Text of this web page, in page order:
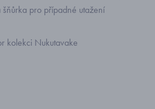
pro případné utažení
kolekci Nukutavake